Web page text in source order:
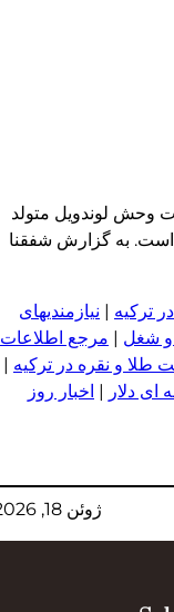
وحش لوندویل متولد
به گزارش شفقنا
ترکیه | نیازمندیهای
و شغل | مرجع اطلاعات
طلا و نقره در ترکیه |
دلار | اخبار روز
ژوئن 18, 2026